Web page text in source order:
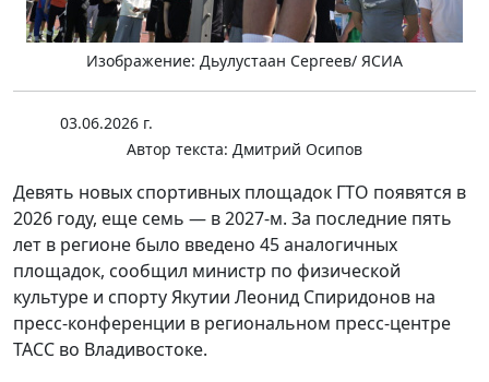
Изображение: Дьулустаан Сергеев/ ЯСИА
03.06.2026 г.
Автор текста: Дмитрий Осипов
Девять новых спортивных площадок ГТО появятся в
2026 году, еще семь — в 2027-м. За последние пять
лет в регионе было введено 45 аналогичных
площадок, сообщил министр по физической
культуре и спорту Якутии Леонид Спиридонов на
пресс-конференции в региональном пресс-центре
ТАСС во Владивостоке.